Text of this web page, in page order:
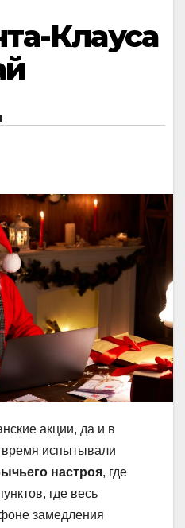
Клауса
акции, да и в
время испытывали
настроя, где
где весь
замедления